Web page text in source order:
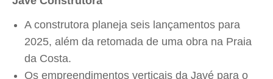
A construtora planeja seis lançamentos para
2025, além da retomada de uma obra na Praia
da Costa.
Os empreendimentos verticais da Javé para o